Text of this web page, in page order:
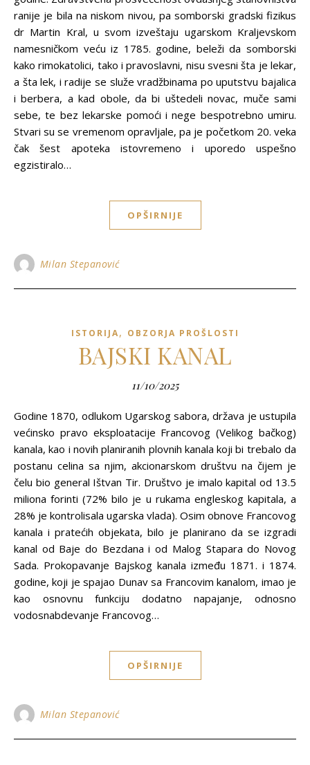
ranije je bila na niskom nivou, pa somborski gradski fizikus
dr Martin Kral, u svom izveštaju ugarskom Kraljevskom
namesničkom veću iz 1785. godine, beleži da somborski
kako rimokatolici, tako i pravoslavni, nisu svesni šta je lekar,
a šta lek, i radije se služe vradžbinama po uputstvu bajalica
i berbera, a kad obole, da bi uštedeli novac, muče sami
sebe, te bez lekarske pomoći i nege bespotrebno umiru.
Stvari su se vremenom opravljale, pa je početkom 20. veka
čak šest apoteka istovremeno i uporedo uspešno
egzistiralo…
OPŠIRNIJE
Milan Stepanović
ISTORIJA, OBZORJA PROŠLOSTI
BAJSKI KANAL
11/10/2025
Godine 1870, odlukom Ugarskog sabora, država je ustupila
većinsko pravo eksploatacije Francovog (Velikog bačkog)
kanala, kao i novih planiranih plovnih kanala koji bi trebalo da
postanu celina sa njim, akcionarskom društvu na čijem je
čelu bio general Ištvan Tir. Društvo je imalo kapital od 13.5
miliona forinti (72% bilo je u rukama engleskog kapitala, a
28% je kontrolisala ugarska vlada). Osim obnove Francovog
kanala i pratećih objekata, bilo je planirano da se izgradi
kanal od Baje do Bezdana i od Malog Stapara do Novog
Sada. Prokopavanje Bajskog kanala između 1871. i 1874.
godine, koji je spajao Dunav sa Francovim kanalom, imao je
kao osnovnu funkciju dodatno napajanje, odnosno
vodosnabdevanje Francovog…
OPŠIRNIJE
Milan Stepanović